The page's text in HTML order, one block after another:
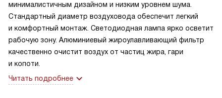
минималистичным дизайном и низким уровнем шума.
Стандартный диаметр воздуховода обеспечит легкий
и комфортный монтаж. Светодиодная лампа ярко осветит
рабочую зону. Алюминиевый жироулавливающий фильтр
качественно очистит воздух от частиц жира, гари
и копоти.
Читать подробнее